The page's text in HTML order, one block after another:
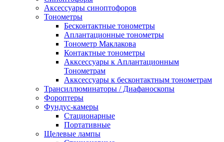
Аксессуары синоптофоров
Тонометры
Бесконтактные тонометры
Аплантационные тонометры
Тонометр Маклакова
Контактные тонометры
Акксессуары к Аплантационным
Тонометрам
Акксессуары к бесконтактным тонометрам
Трансиллюминаторы / Диафаноскопы
Фороптеры
Фундус-камеры
Стационарные
Портативные
Щелевые лампы